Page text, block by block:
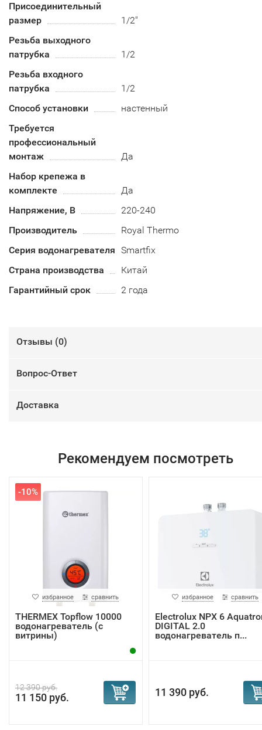
Присоединительный
размер
1/2"
Резьба выходного
патрубка
1/2
Резьба входного
патрубка
1/2
Способ установки
настенный
Требуется
профессиональный
монтаж
Да
Набор крепежа в
комплекте
Да
Напряжение, В
220-240
Производитель
Royal Thermo
Серия водонагревателя Smartfix
Страна производства
Китай
Гарантийный срок
2 года
Отзывы (0)
Вопрос-Ответ
Доставка
Рекомендуем посмотреть
-10%
избранное сравнить
THERMEX Topflow 10000
водонагреватель (с
витрины)
12 390 руб.
11 150 руб.
избранное сравнить
Electrolux NPX 6
DIGITAL 2.0
водонагреватель п...
11 390 руб.